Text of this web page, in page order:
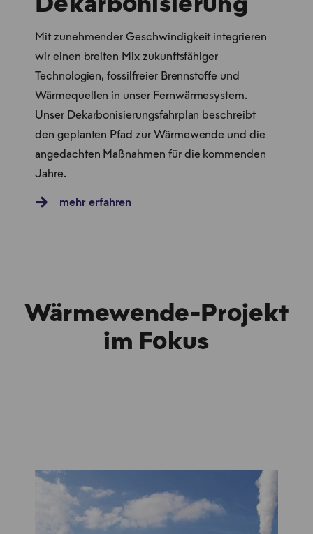
Mit zunehmender Geschwindigkeit integrieren
wir einen breiten Mix zukunftsfähiger
Technologien, fossilfreier Brennstoffe und
Wärmequellen in unser Fernwärmesystem.
Unser Dekarbonisierungsfahrplan beschreibt
den geplanten Pfad zur Wärmewende und die
angedachten Maßnahmen für die kommenden
Jahre.
mehr erfahren
Wärmewende-Projekt
im Fokus